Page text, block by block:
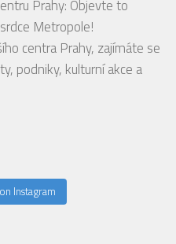
Prahy: Objevte to
Metropole!
centra Prahy, zajímáte se
podniky, kulturní akce a